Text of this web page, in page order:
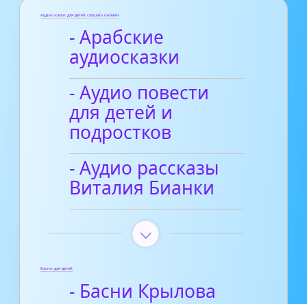
Аудиосказки для детей слушать онлайн
- Арабские
аудиосказки
- Аудио повести
для детей и
подростков
- Аудио рассказы
Виталия Бианки
Басни для детей
- Басни Крылова